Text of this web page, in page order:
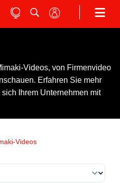
Videos, von Firmenvideo
Erfahren Sie mehr
Ihrem Unternehmen mit
Videos